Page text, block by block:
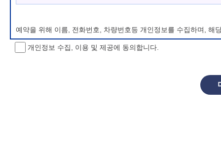
예약을 위해 이름, 전화번호, 차량번호등 개인정보를 수집하며, 해
개인정보 처리방침 변경
개인정보 수집, 이용 및 제공에 동의합니다.